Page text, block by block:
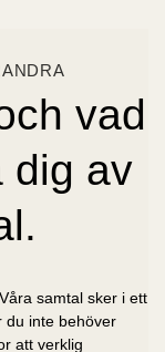
vad
dig av
samtal sker i ett
du inte behöver
att verklig